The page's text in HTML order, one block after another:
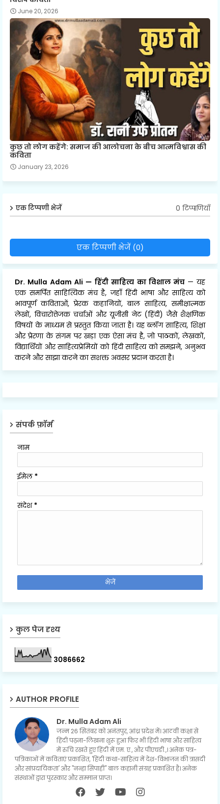
June 20, 2026
कुछ तो लोग कहेंगे: समाज की आलोचना के बीच आत्मविश्वास की
कविता
January 23, 2026
एक टिप्पणी भेजें 0 टिप्पणियाँ
एक टिप्पणी भेजें (0)
Dr. Mulla Adam Ali — हिंदी साहित्य का विशाल मंच — यह
एक समर्पित साहित्यिक मंच है, जहाँ हिंदी भाषा और साहित्य को
भावपूर्ण कविताओं, प्रेरक कहानियों, बाल साहित्य, समीक्षात्मक
लेखों, विचारोत्तेजक चर्चाओं और यूजीसी नेट (हिंदी) जैसे शैक्षणिक
विषयों के माध्यम से प्रस्तुत किया जाता है। यह ब्लॉग साहित्य, शिक्षा
और प्रेरणा के संगम पर खड़ा एक ऐसा मंच है, जो पाठकों, लेखकों,
विद्यार्थियों और साहित्यप्रेमियों को हिंदी साहित्य को समझने, अनुभव
करने और साझा करने का सशक्त अवसर प्रदान करता है।
संपर्क फ़ॉर्म
नाम
ईमेल *
संदेश *
कुल पेज दृश्य
3086662
AUTHOR PROFILE
Dr. Mulla Adam Ali
जन्म 26 सितंबर को अनंतपुर, आंध्र प्रदेश में। आठवीं कक्षा से
हिंदी पढ़ना-लिखना शुरू हुआ फिर भी हिंदी भाषा और साहित्य
में रुचि रखते हुए हिंदी में एम. ए., और पीएचडी.,। अनेक पत्र-
पत्रिकाओं में कविताएं प्रकाशित, 'हिंदी कथा-साहित्य में देश-विभाजन की त्रासदी
और सांप्रदायिकता' और "नन्हा सिपाही" बाल कहानी संग्रह प्रकाशित है। अनेक
संस्थाओं द्वारा पुरस्कार और सम्मान प्राप्त।